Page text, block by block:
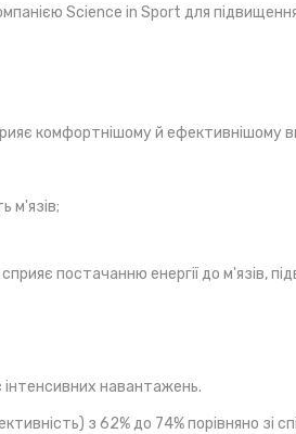
Science in Sport для
комфортнішому й ефективнішому
м'язів;
постачанню енергії до м'язів,
інтенсивних навантажень.
з 62% до 74% порівняно зі